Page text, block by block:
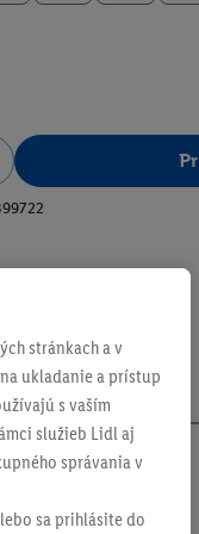
stránkach a v
ukladanie a prístup
s vaším
služieb Lidl aj
správania v
sa prihlásite do